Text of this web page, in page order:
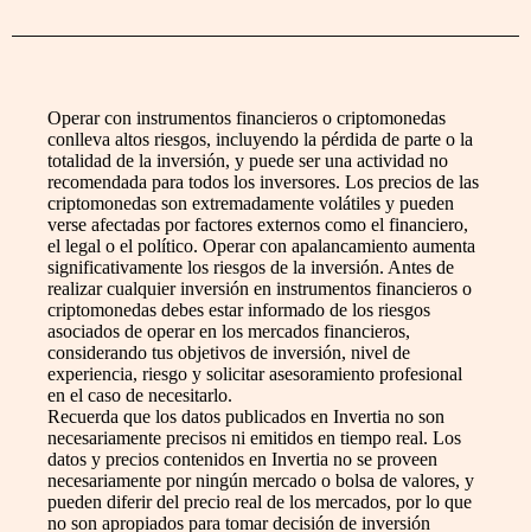
Operar con instrumentos financieros o criptomonedas
conlleva altos riesgos, incluyendo la pérdida de parte o la
totalidad de la inversión, y puede ser una actividad no
recomendada para todos los inversores. Los precios de las
criptomonedas son extremadamente volátiles y pueden
verse afectadas por factores externos como el financiero,
el legal o el político. Operar con apalancamiento aumenta
significativamente los riesgos de la inversión. Antes de
realizar cualquier inversión en instrumentos financieros o
criptomonedas debes estar informado de los riesgos
asociados de operar en los mercados financieros,
considerando tus objetivos de inversión, nivel de
experiencia, riesgo y solicitar asesoramiento profesional
en el caso de necesitarlo.
Recuerda que los datos publicados en Invertia no son
necesariamente precisos ni emitidos en tiempo real. Los
datos y precios contenidos en Invertia no se proveen
necesariamente por ningún mercado o bolsa de valores, y
pueden diferir del precio real de los mercados, por lo que
no son apropiados para tomar decisión de inversión